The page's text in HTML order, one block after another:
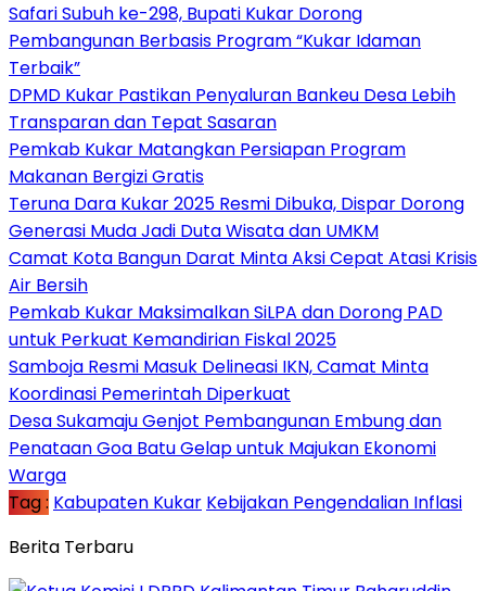
Safari Subuh ke-298, Bupati Kukar Dorong
Pembangunan Berbasis Program “Kukar Idaman
Terbaik”
DPMD Kukar Pastikan Penyaluran Bankeu Desa Lebih
Transparan dan Tepat Sasaran
Pemkab Kukar Matangkan Persiapan Program
Makanan Bergizi Gratis
Teruna Dara Kukar 2025 Resmi Dibuka, Dispar Dorong
Generasi Muda Jadi Duta Wisata dan UMKM
Camat Kota Bangun Darat Minta Aksi Cepat Atasi Krisis
Air Bersih
Pemkab Kukar Maksimalkan SiLPA dan Dorong PAD
untuk Perkuat Kemandirian Fiskal 2025
Samboja Resmi Masuk Delineasi IKN, Camat Minta
Koordinasi Pemerintah Diperkuat
Desa Sukamaju Genjot Pembangunan Embung dan
Penataan Goa Batu Gelap untuk Majukan Ekonomi
Warga
Tag : Kabupaten Kukar Kebijakan Pengendalian Inflasi
Berita Terbaru